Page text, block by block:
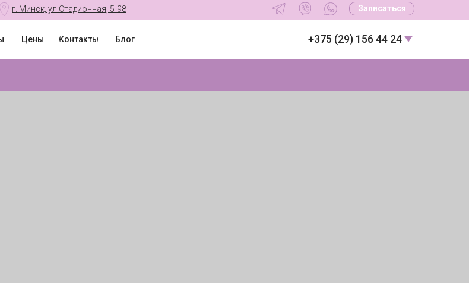
г. Минск, ул.Стадионная, 5-98
Цены +375 (29) 156 44 24
Контакты Блог
Записаться